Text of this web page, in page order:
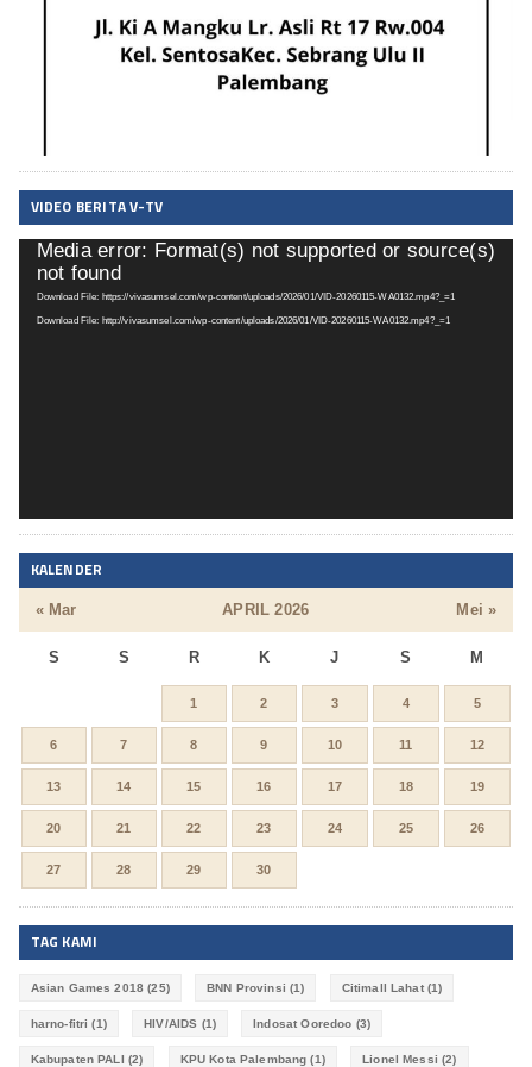
VIDEO BERITA V-TV
Pemutar
Video
Media error: Format(s) not supported or source(s)
not found
Download File: https://vivasumsel.com/wp-content/uploads/2026/01/VID-20260115-WA0132.mp4?_=1
Download File: http://vivasumsel.com/wp-content/uploads/2026/01/VID-20260115-WA0132.mp4?_=1
KALENDER
APRIL 2026
S S R K J S M
« Mar Mei »
1 2 3 4 5
6 7 8 9 10 11 12
13 14 15 16 17 18 19
20 21 22 23 24 25 26
27 28 29 30
TAG KAMI
Asian Games 2018 (25) BNN Provinsi (1) Citimall Lahat(1)
harno-fitri (1) HIV/AIDS (1) Indosat Ooredoo (3)
Kabupaten PALI (2) KPU Kota Palembang (1) Lionel Messi (2)